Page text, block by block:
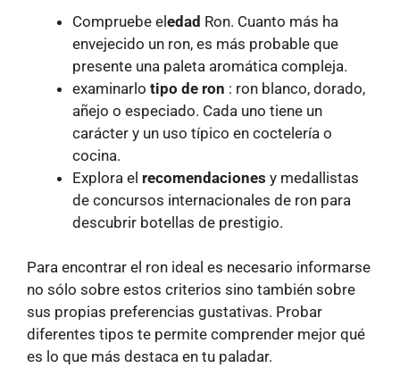
Compruebe eledad Ron. Cuanto más ha
envejecido un ron, es más probable que
presente una paleta aromática compleja.
examinarlo tipo de ron : ron blanco, dorado,
añejo o especiado. Cada uno tiene un
carácter y un uso típico en coctelería o
cocina.
Explora el recomendaciones y medallistas
de concursos internacionales de ron para
descubrir botellas de prestigio.
Para encontrar el ron ideal es necesario informarse
no sólo sobre estos criterios sino también sobre
sus propias preferencias gustativas. Probar
diferentes tipos te permite comprender mejor qué
es lo que más destaca en tu paladar.